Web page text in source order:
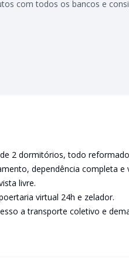
com todos os bancos e
2 dormitórios, todo
dependência completa e
livre.
virtual 24h e zelador.
a transporte coletivo e